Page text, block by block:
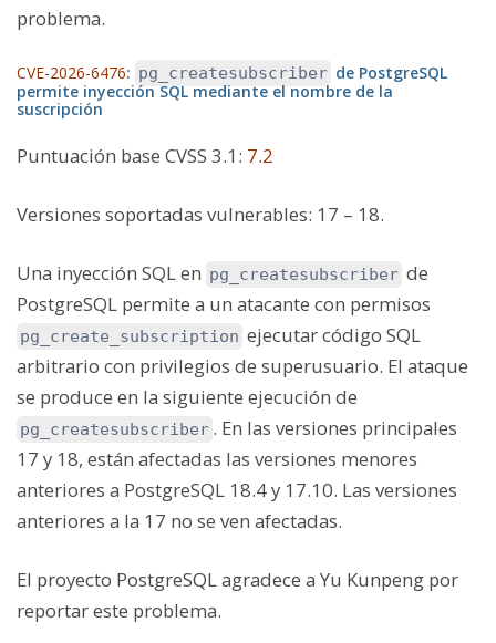
problema.
CVE-2026-6476: pg_createsubscriber de PostgreSQL
permite inyección SQL mediante el nombre de la
suscripción
Puntuación base CVSS 3.1 : 7.2
Versiones soportadas vulnerables: 17 – 18.
Una inyección SQL en pg_createsubscriber de
PostgreSQL permite a un atacante con permisos
pg_create_subscription ejecutar código SQL
arbitrario con privilegios de superusuario. El ataque
se produce en la siguiente ejecución de
pg_createsubscriber . En las versiones principales
17 y 18, están afectadas las versiones menores
anteriores a PostgreSQL 18.4 y 17.10. Las versiones
anteriores a la 17 no se ven afectadas.
El proyecto PostgreSQL agradece a Yu Kunpeng por
reportar este problema.